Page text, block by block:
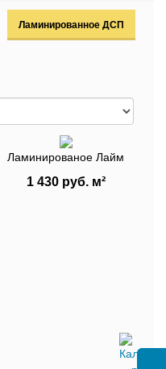
Ламинированное ДСП
Ламинированое Лайм
1 430 руб.м²